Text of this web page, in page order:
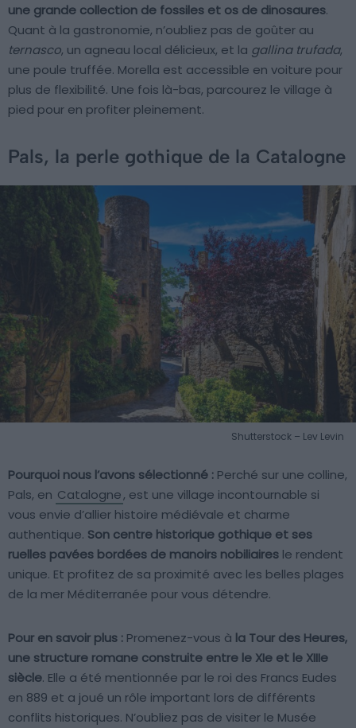
une grande collection de fossiles et os de dinosaures.
Quant à la gastronomie, n’oubliez pas de goûter au
ternasco, un agneau local délicieux, et la gallina trufada,
une poule truffée. Morella est accessible en voiture pour
plus de flexibilité. Une fois là-bas, parcourez le village à
pied pour en profiter pleinement.
Pals, la perle gothique de la Catalogne
Shutterstock – Lev Levin
Pourquoi nous l’avons sélectionné : Perché sur une colline,
Pals, en Catalogne, est une village incontournable si
vous envie d’allier histoire médiévale et charme
authentique. Son centre historique gothique et ses
ruelles pavées bordées de manoirs nobiliaires le rendent
unique. Et profitez de sa proximité avec les belles plages
de la mer Méditerranée pour vous détendre.
Pour en savoir plus : Promenez-vous à la Tour des Heures,
une structure romane construite entre le XIe et le XIIIe
siècle. Elle a été mentionnée par le roi des Francs Eudes
en 889 et a joué un rôle important lors de différents
conflits historiques. N’oubliez pas de visiter le Musée